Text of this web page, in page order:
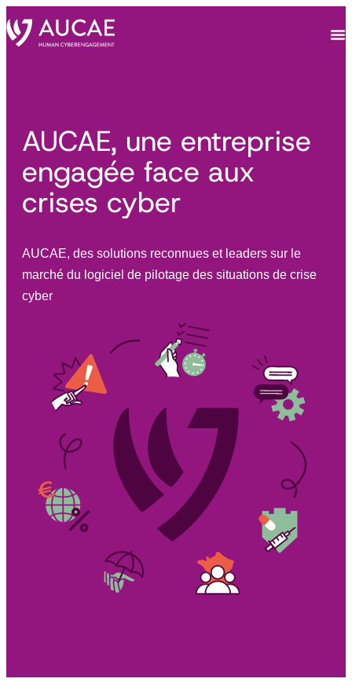
AUCAE, une entreprise
engagée face aux
crises cyber
AUCAE, des solutions reconnues et leaders sur le
marché du logiciel de pilotage des situations de crise
cyber